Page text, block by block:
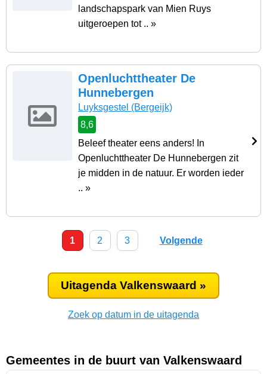
landschapspark van Mien Ruys
uitgeroepen tot .. »
Openluchttheater De
Hunnebergen
Luyksgestel (Bergeijk)
8,6
Beleef theater eens anders! In
Openluchttheater De Hunnebergen zit
je midden in de natuur. Er worden ieder
.. »
1 2 3 Volgende
Uitagenda Valkenswaard »
Zoek op datum in de uitagenda
Gemeentes in de buurt van Valkenswaard